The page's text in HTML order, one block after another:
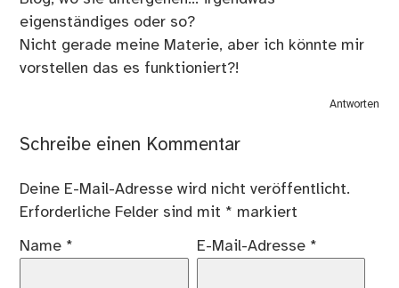
eigenständiges oder so?
Nicht gerade meine Materie, aber ich könnte mir
vorstellen das es funktioniert?!
Antworten
Schreibe einen Kommentar
Deine E-Mail-Adresse wird nicht veröffentlicht.
Erforderliche Felder sind mit * markiert
Name * E-Mail-Adresse *